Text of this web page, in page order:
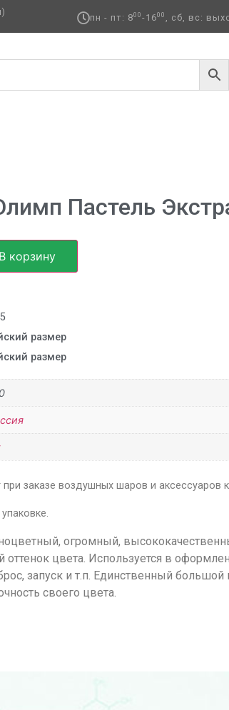
пн - пт: 800-1600 , сб, вс:
Пастель
В корзину
размер
размер
заказе воздушных шаров и аксессуаров
огромный,
цвета. Используется в
запуск и т.п. Единственный
своего цвета.